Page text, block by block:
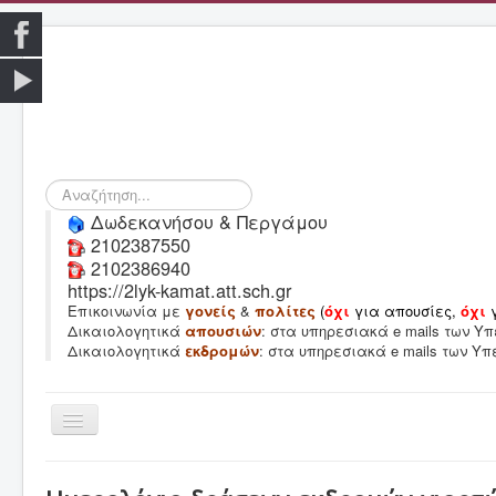
Αναζήτηση...
Δωδεκανήσου & Περγάμου
2102387550
2102386940
https://2lyk-kamat.att.sch.gr
Επικοινωνία με γονείς & πολίτες (όχι για απουσίες, όχι
Δικαιολογητικά απουσιών: στα υπηρεσιακά e mails των
Δικαιολογητικά εκδρομών: στα υπηρεσιακά e mails των
Εναλλαγή